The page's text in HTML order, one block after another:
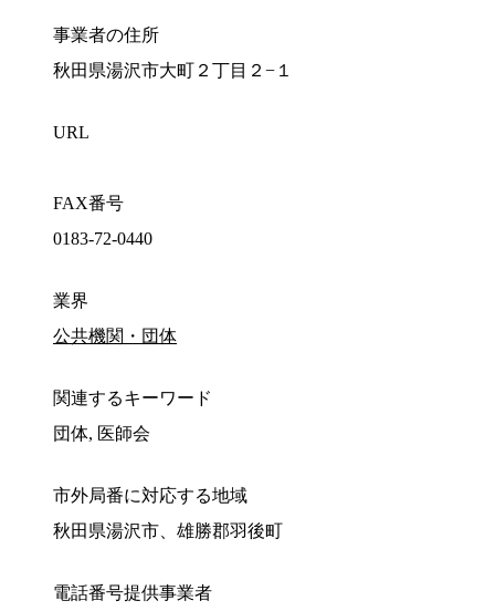
事業者の住所
秋田県湯沢市大町２丁目２−１
URL
FAX番号
0183-72-0440
業界
公共機関・団体
関連するキーワード
団体, 医師会
市外局番に対応する地域
秋田県湯沢市、雄勝郡羽後町
電話番号提供事業者